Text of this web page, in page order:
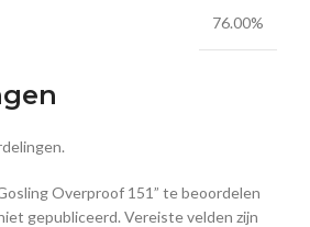
76.00%
Overproof 151” te beoordelen
gepubliceerd. Vereiste velden zijn